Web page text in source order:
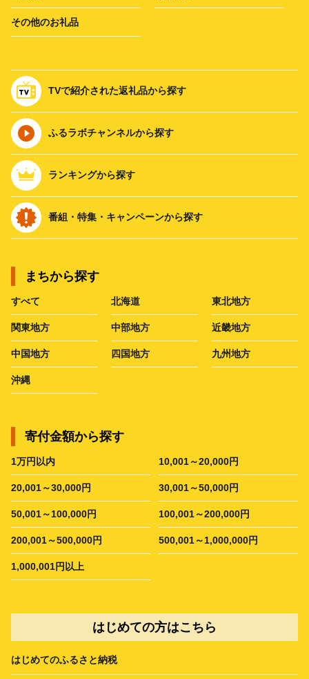
その他のお礼品
TVで紹介された返礼品から探す
ふるラボチャンネルから探す
ランキングから探す
番組・特集・キャンペーンから探す
まちから探す
すべて 北海道 東北地方
関東地方 中部地方 近畿地方
中国地方 四国地方 九州地方
沖縄
寄付金額から探す
1万円以内 10,001～20,000円
20,001～30,000円 30,001～50,000円
50,001～100,000円 100,001～200,000円
200,001～500,000円 500,001～1,000,000円
1,000,001円以上
はじめての方はこちら
はじめてのふるさと納税